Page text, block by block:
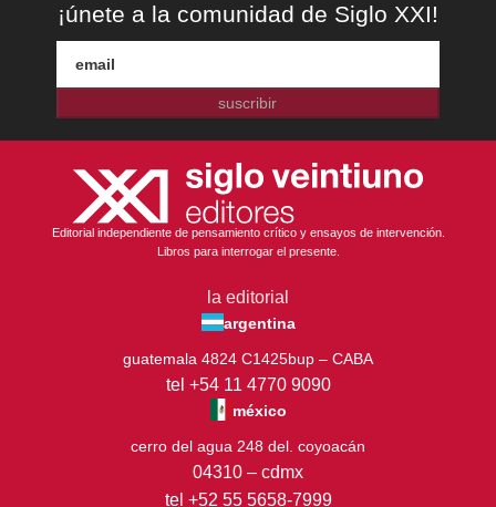
¡únete a la comunidad de Siglo XXI!
suscribir
Editorial independiente de pensamiento crítico y ensayos de intervención.
Libros para interrogar el presente.
la editorial
argentina
guatemala 4824 C1425bup – CABA
tel +54 11 4770 9090
méxico
cerro del agua 248 del. coyoacán
04310 – cdmx
tel +52 55 5658-7999